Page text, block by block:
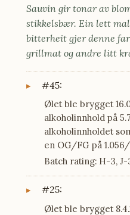
Sauvin gir tonar av
stikkelsbær. Ein lett
bitterheit gjer denne
grillmat og andre litt
#45:
Ølet ble brygget
alkoholinnhold på
alkoholinnholdet
en OG/FG på 1.056/
Batch rating: H-3, J-
#25:
Ølet ble brygget